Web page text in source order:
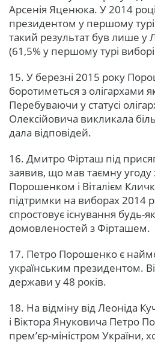
Арсенія Яценюка. У 2014
президентом у першому
такий результат був лише у
(61,5% у першому турі
15. У березні 2015 року
боротиметься з олігархами
Перебуваючи у статусі
Олексійовича викликала
дала відповідей.
16. Дмитро Фірташ під
заявив, що мав таємну угоду
Порошенком і Віталієм
підтримки на виборах 2014
спростовує існування будь-
домовленостей з Фірташем.
17. Петро Порошенко є
українським президентом.
держави у 48 років.
18. На відміну від Леоніда
і Віктора Януковича Петро
прем’єр-міністром України,